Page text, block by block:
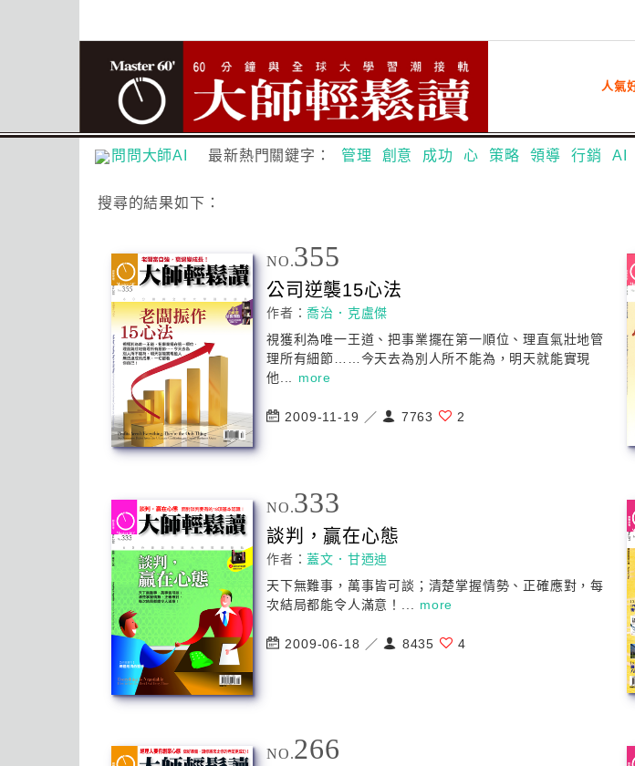
人氣
問問大師AI 最新熱門關鍵字： 管理 創意 成功 心 策略 領導 行銷 AI
搜尋的結果如下：
NO.355
公司逆襲15心法
作者：喬治．克盧傑
視獲利為唯一王道、把事業擺在第一順位、理直氣壯地管
理所有細節……今天去為別人所不能為，明天就能實現
他... more
2009-11-19 ／ 7763 2
NO.333
談判，贏在心態
作者：蓋文．甘迺迪
天下無難事，萬事皆可談；清楚掌握情勢、正確應對，每
次結局都能令人滿意！... more
2009-06-18 ／ 8435 4
NO.266